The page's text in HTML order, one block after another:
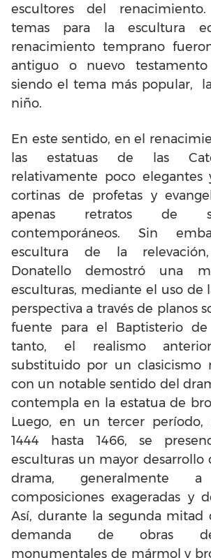
escultores del
temas para la escultura
renacimiento temprano
antiguo o nuevo
siendo el tema más popular,
niño.
En este sentido, en el
las estatuas de las
relativamente poco elegantes
cortinas de profetas y
apenas retratos de
contemporáneos. Sin
escultura de la
Donatello demostró una
esculturas, mediante el uso de
perspectiva a través de planos
fuente para el Baptisterio
tanto, el realismo
substituido por un clasicismo
con un notable sentido del
contempla en la estatua de
Luego, en un tercer período,
1444 hasta 1466, se
esculturas un mayor desarrollo
drama, generalmente
composiciones exageradas y
Así, durante la segunda mitad
demanda de obras
monumentales de mármol y